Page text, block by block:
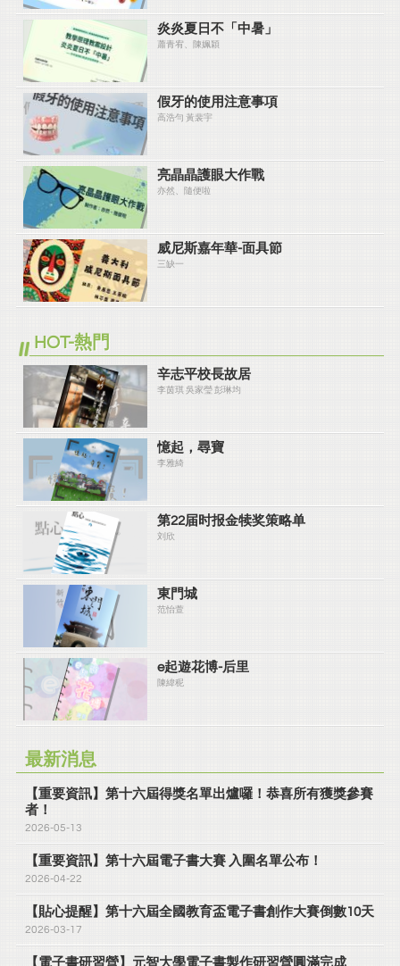
炎炎夏⽇不「中暑」
蕭青宥、陳姵穎
假牙的使用注意事項
高浩勻 黃裴宇
亮晶晶護眼大作戰
亦然、隨便啦
威尼斯嘉年華-面具節
三缺一
HOT-熱門
辛志平校長故居
李茵琪 吳家瑩 彭琳均
憶起，尋寶
李雅綺
第22届时报金犊奖策略单
刘欣
東門城
范怡萱
e起遊花博-后里
陳緯秜
最新消息
【重要資訊】第十六屆得獎名單出爐囉！恭喜所有獲獎參賽
者！
2026-05-13
【重要資訊】第十六屆電子書大賽 入圍名單公布！
2026-04-22
【貼心提醒】第十六屆全國教育盃電子書創作大賽倒數10天
2026-03-17
【電子書研習營】元智大學電子書製作研習營圓滿完成